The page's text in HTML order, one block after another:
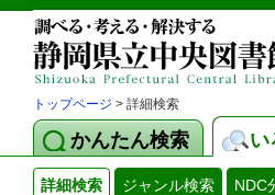
トップページ > 詳細検索
かんたん検索 い
詳細検索 ジャンル検索 NDC